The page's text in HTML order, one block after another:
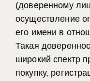
(доверенному
осуществление
его имени в
Такая
широкий спектр
покупку,